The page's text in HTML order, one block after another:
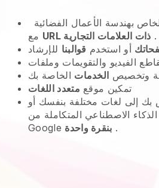
بهندسة الأعمال الفضائية
URL ذات العلامات التجارية .
أو استخدم قوالبنا
وتخصيص الخدمات
تمكين موقع متعدد اللغات
بك إلى لغات مختلفة بنفسك أو
الذكاء الاصطناعي المتكاملة من
Google بنقرة واحدة .